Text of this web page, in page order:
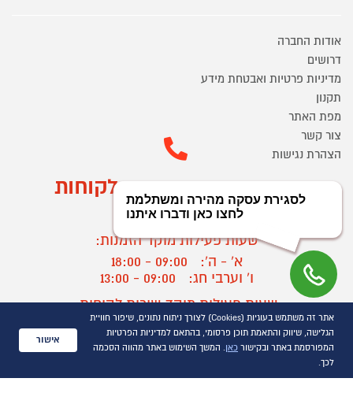
אודות החברה
דרושים
מדיניות פרטיות ואבטחת מידע
תקנון
מפת האתר
צור קשר
הצהרת נגישות
מוקד הזמנות ושירות לקוחות
03-9545370
שעות פעילות מוקד הזמנות:
א' - ה':
09:00 - 18:00
ו' וערבי חג:
09:00 - 13:00
שעות פעילות מוקד שירות לקוחות:
א' - ד':
09:00 - 16:30
ה :
09:00 - 16:00
?
אתר זה משתמש בעוגיות (Cookies) לצורך ניתוח נתונים, שיפור חוויית
הגלישה, שיווק והתאמת תוכן פרסומי, בהתאם למדיניות הפרטיות
המפורסמת באתר ובקישור כאן. המשך השימוש באתר מהווה הסכמה
לכך.
אישור